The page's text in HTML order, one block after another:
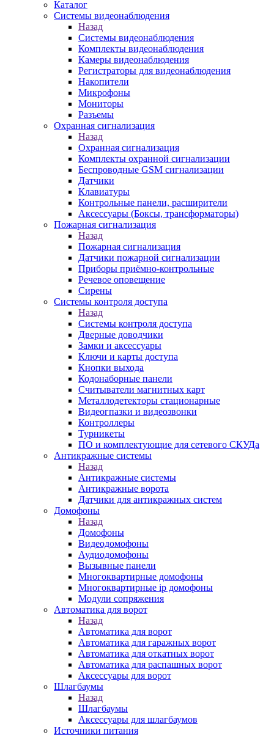
Каталог
Системы видеонаблюдения
Назад
Системы видеонаблюдения
Комплекты видеонаблюдения
Камеры видеонаблюдения
Регистраторы для видеонаблюдения
Накопители
Микрофоны
Мониторы
Разъемы
Охранная сигнализация
Назад
Охранная сигнализация
Комплекты охранной сигнализации
Беспроводные GSM сигнализации
Датчики
Клавиатуры
Контрольные панели, расширители
Аксессуары (Боксы, трансформаторы)
Пожарная сигнализация
Назад
Пожарная сигнализация
Датчики пожарной сигнализации
Приборы приёмно-контрольные
Речевое оповещение
Сирены
Системы контроля доступа
Назад
Системы контроля доступа
Дверные доводчики
Замки и аксессуары
Ключи и карты доступа
Кнопки выхода
Кодонаборные панели
Считыватели магнитных карт
Металлодетекторы стационарные
Видеогпазки и видеозвонки
Контроллеры
Турникеты
ПО и комплектующие для сетевого СКУДа
Антикражные системы
Назад
Антикражные системы
Антикражные ворота
Датчики для антикражных систем
Домофоны
Назад
Домофоны
Видеодомофоны
Аудиодомофоны
Вызывные панели
Многоквартирные домофоны
Многоквартирные ip домофоны
Модули сопряжения
Автоматика для ворот
Назад
Автоматика для ворот
Автоматика для гаражных ворот
Автоматика для откатных ворот
Автоматика для распашных ворот
Аксессуары для ворот
Шлагбаумы
Назад
Шлагбаумы
Аксессуары для шлагбаумов
Источники питания